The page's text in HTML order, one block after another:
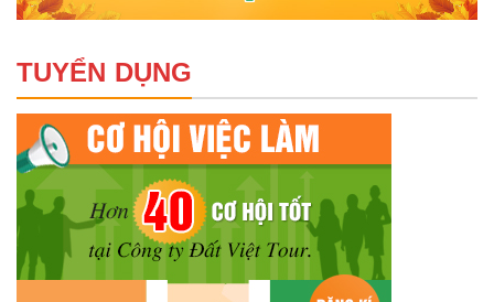
TUYỂN DỤNG